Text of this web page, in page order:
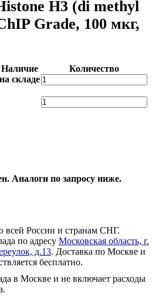
H3 (di methyl
Grade, 100 мкг,
Наличие
на складе
Количество
Аналоги по запросу ниже.
всей России и странам СНГ.
по адресу Московская область, г.
д.13. Доставка по Москве и
бесплатно.
в Москве и не включает расходы